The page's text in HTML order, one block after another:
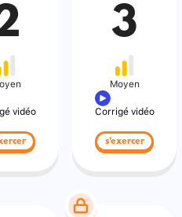
vidéo
3
Moyen
Corrigé vidéo
s'exercer